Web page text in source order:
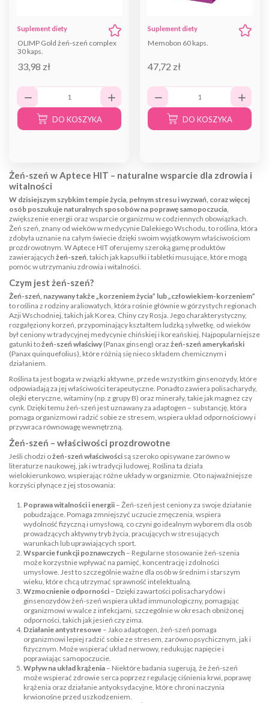
Suplement diety
OLIMP Gold żeń-szeń complex
30 kaps.
33,98 zł
DO KOSZYKA
Suplement diety
Memobon 60 kaps.
47,72 zł
DO KOSZYKA
Żeń-szeń w Aptece HIT – naturalne wsparcie dla zdrowia i
witalności
W dzisiejszym szybkim tempie życia, pełnym stresu i wyzwań, coraz więcej
osób poszukuje naturalnych sposobów na poprawę samopoczucia
zwiększenie energii oraz wsparcie organizmu w codziennych obowiązkach.
Żeń szeń, znany od wieków w medycynie Dalekiego Wschodu, to roślina, która
zdobyła uznanie na całym świecie dzięki swoim wyjątkowym właściwościom
prozdrowotnym. W Aptece HIT oferujemy szeroką gamę produktów
zawierających żeń-szeń , takich jak kapsułki i tabletki musujące, które mogą
pomóc w utrzymaniu zdrowia i witalności.
Czym jest żeń-szeń?
Żeń-szeń, nazywany także „korzeniem życia” lub „człowiekiem-korzeniem”
to roślina z rodziny araliowatych, która rośnie głównie w górzystych regionach
Azji Wschodniej, takich jak Korea, Chiny czy Rosja. Jego charakterystyczny,
rozgałęziony korzeń, przypominający kształtem ludzką sylwetkę, od wieków
był ceniony w tradycyjnej medycynie chińskiej i koreańskiej. Najpopularniejsze
gatunki tożeń-szeń właściwy (Panax ginseng) oraz żeń-szeń amerykański
(Panax quinquefolius), które różnią się nieco składem chemicznym i
działaniem.
Roślina ta jest bogata w związki aktywne, przede wszystkim ginsenozydy, które
odpowiadają za jej właściwości terapeutyczne. Ponadto zawiera polisacharydy,
olejki eteryczne, witaminy (np. z grupy B) oraz minerały, takie jak magnez czy
cynk. Dzięki temu żeń-szeń jest uznawany za adaptogen – substancję, która
pomaga organizmowi radzić sobie ze stresem, wspiera układ odpornościowy i
przywraca równowagę wewnętrzną.
Żeń-szeń – właściwości prozdrowotne
Jeśli chodzi ożeń-szeń właściwości są szeroko opisywane zarówno w
literaturze naukowej, jak i w tradycji ludowej. Roślina ta działa
wielokierunkowo, wspierając różne układy w organizmie. Oto najważniejsze
korzyści płynące z jej stosowania:
Poprawa witalności i energii – Żeń-szeń jest ceniony za swoje działanie
pobudzające. Pomaga zmniejszyć uczucie zmęczenia, wspiera
wydolność fizyczną i umysłową, co czyni go idealnym wyborem dla osób
prowadzących aktywny tryb życia, pracujących w stresujących
warunkach lub uprawiających sport.
Wsparcie funkcji poznawczych – Regularne stosowanie żeń-szenia
może korzystnie wpływać na pamięć, koncentrację i zdolności
umysłowe. Jest to szczególnie ważne dla osób w średnim i starszym
wieku, które chcą utrzymać sprawność intelektualną.
Wzmocnienie odporności – Dzięki zawartości polisacharydów i
ginsenozydów żeń-szeń wspiera układ immunologiczny, pomagając
organizmowi w walce z infekcjami, szczególnie w okresach obniżonej
odporności, takich jak jesień czy zima.
Działanie antystresowe – Jako adaptogen, żeń-szeń pomaga
organizmowi lepiej radzić sobie ze stresem, zarówno psychicznym, jak i
fizycznym. Może wspierać układ nerwowy, redukując napięcie i
poprawiając samopoczucie.
Wpływ na układ krążenia – Niektóre badania sugerują, że żeń-szeń
może wspierać zdrowie serca poprzez regulację ciśnienia krwi, poprawę
krążenia oraz działanie antyoksydacyjne, które chroni naczynia
krwionośne przed uszkodzeniem.